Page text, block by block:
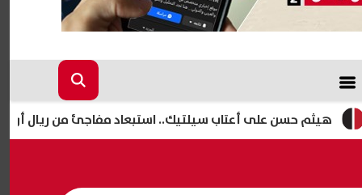
حسن على أعتاب سيلتيك.. استبعاد مفاجئ من ريال أوفييدو يمهد